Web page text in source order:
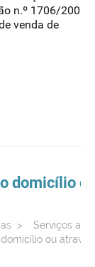
n.º 1706/2005,
venda de
domicílio
>
Serviços aos
ou